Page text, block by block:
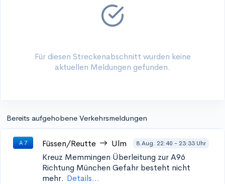
Für diesen Streckenabschnitt wurden keine
aktuellen Meldungen gefunden.
Bereits aufgehobene Verkehrsmeldungen
A 7 Füssen/Reutte Ulm 8.Aug. 22:40 - 23:33 Uhr
Kreuz Memmingen Überleitung zur A96
Richtung München Gefahr besteht nicht
mehr. Details...